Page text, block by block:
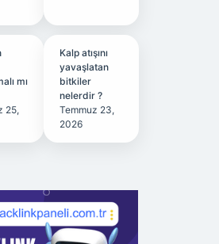
mı
25,
Kalp atışını
yavaşlatan
bitkiler
nelerdir ?
Temmuz 23,
2026